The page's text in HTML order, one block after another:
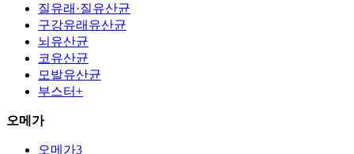
질유래·질유산균
구강유래유산균
뇌유산균
코유산균
모발유산균
부스터+
오메가
오메가3